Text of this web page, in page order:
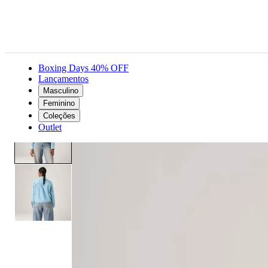
Boxing Days 40% OFF
Lançamentos
Masculino
Feminino
Coleções
Outlet
Feminino